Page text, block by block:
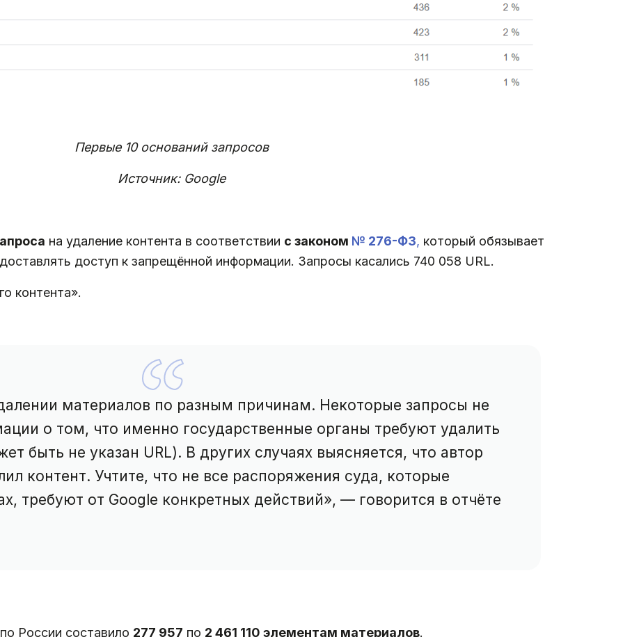
Первые 10 оснований запросов
Источник: Google
на удаление контента в соответствии с законом № 276-ФЗ, который обязывает
доступ к запрещённой информации. Запросы касались 740 058 URL.
контента».
материалов по разным причинам. Некоторые запросы не
о том, что именно государственные органы требуют удалить
быть не указан URL). В других случаях выясняется, что автор
контент. Учтите, что не все распоряжения суда, которые
требуют от Google конкретных действий», — говорится в отчёте
России составило 277 957 по 2 461 110 элементам материалов.